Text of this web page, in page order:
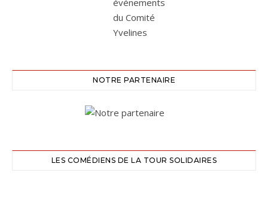
NOTRE PARTENAIRE
LES COMÉDIENS DE LA TOUR SOLIDAIRES